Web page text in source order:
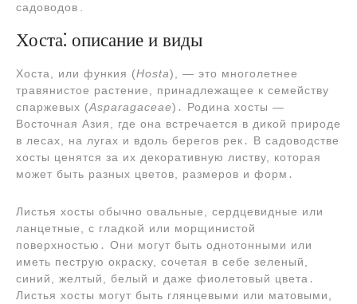
садоводов․
Хоста⁚ описание и виды
Хоста, или функия (Hosta), ― это многолетнее
травянистое растение, принадлежащее к семейству
спаржевых (Asparagaceae)․ Родина хосты ―
Восточная Азия, где она встречается в дикой природе
в лесах, на лугах и вдоль берегов рек․ В садоводстве
хосты ценятся за их декоративную листву, которая
может быть разных цветов, размеров и форм․
Листья хосты обычно овальные, сердцевидные или
ланцетные, с гладкой или морщинистой
поверхностью․ Они могут быть однотонными или
иметь пеструю окраску, сочетая в себе зеленый,
синий, желтый, белый и даже фиолетовый цвета․
Листья хосты могут быть глянцевыми или матовыми,